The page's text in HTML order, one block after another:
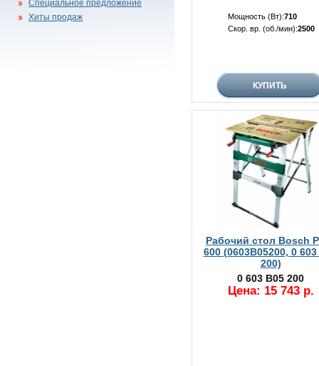
Специальное предложение
Хиты продаж
Мощность (Вт):710
Скор. вр. (об./мин):2500
Рабочий стол Bosch
600 (0603B05200, 0 603
200)
0 603 B05 200
Цена: 15 743 р.